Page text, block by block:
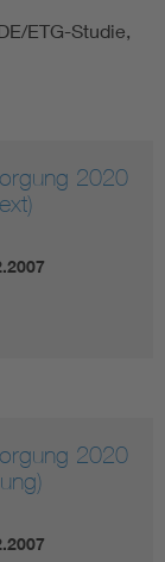
ETG-Studie,
2020
2020